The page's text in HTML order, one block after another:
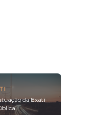
da Exati